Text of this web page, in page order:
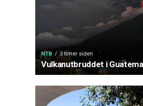
NTB 3 timer siden
Vulkanutbruddet i